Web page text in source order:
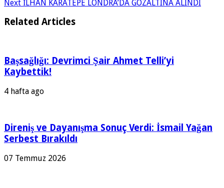
Next İLHAN KARATEPE LONDRA’DA GÖZALTINA ALINDI
Related Articles
Başsağlığı: Devrimci Şair Ahmet Telli’yi
Kaybettik!
4 hafta ago
Direniş ve Dayanışma Sonuç Verdi: İsmail Yağan
Serbest Bırakıldı
07 Temmuz 2026